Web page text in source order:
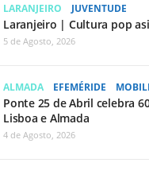
LARANJEIRO JUVENTUDE
Laranjeiro | Cultura pop
5 de Agosto, 2026
ALMADA EFEMÉRIDE
Ponte 25 de Abril celebra
Lisboa e Almada
4 de Agosto, 2026